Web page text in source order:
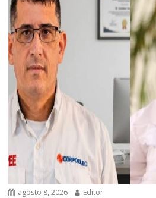
agosto 8, 2026 Editor